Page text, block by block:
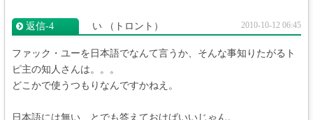
返信‐4 い （トロント） 2010-10-12 06:45
ファック・ユーを日本語でなんて言うか、そんな事知りたがるト
ピ主の知人さんは。。。
どこかで使うつもりなんですかねえ。
日本語には無い、とでも答えておけばいいじゃん。